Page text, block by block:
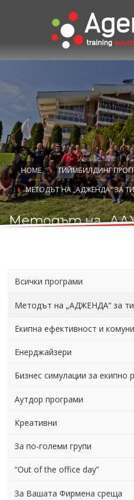
HOME
ТИЙМБИЛДИНГ
МЕТОДЪТ НА „АДЖЕНДА“ ЗА
Методът на
Всички програми
Методът на „АДЖЕНДА“ за
Екипна ефективност и
Енерджайзери
Бизнес симулации за екипно
Аутдор програми
Креативни
За по-големи групи
“Out of the office day”
За Вашата Фирмена среща